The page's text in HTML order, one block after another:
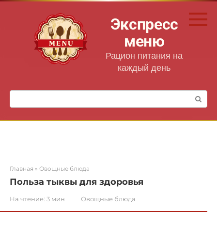
Перейти
Экспресс
меню
Рацион питания на
каждый день
Поиск:
Главная » Овощные блюда
Польза тыквы для здоровья
На чтение: 3 мин Овощные блюда